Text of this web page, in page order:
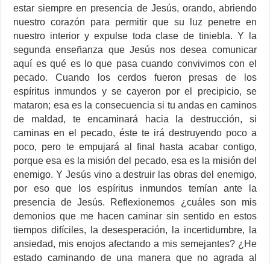
estar siempre en presencia de Jesús, orando, abriendo
nuestro corazón para permitir que su luz penetre en
nuestro interior y expulse toda clase de tiniebla. Y la
segunda enseñanza que Jesús nos desea comunicar
aquí es qué es lo que pasa cuando convivimos con el
pecado. Cuando los cerdos fueron presas de los
espíritus inmundos y se cayeron por el precipicio, se
mataron; esa es la consecuencia si tu andas en caminos
de maldad, te encaminará hacia la destrucción, si
caminas en el pecado, éste te irá destruyendo poco a
poco, pero te empujará al final hasta acabar contigo,
porque esa es la misión del pecado, esa es la misión del
enemigo. Y Jesús vino a destruir las obras del enemigo,
por eso que los espíritus inmundos temían ante la
presencia de Jesús. Reflexionemos ¿cuáles son mis
demonios que me hacen caminar sin sentido en estos
tiempos difíciles, la desesperación, la incertidumbre, la
ansiedad, mis enojos afectando a mis semejantes? ¿He
estado caminando de una manera que no agrada al